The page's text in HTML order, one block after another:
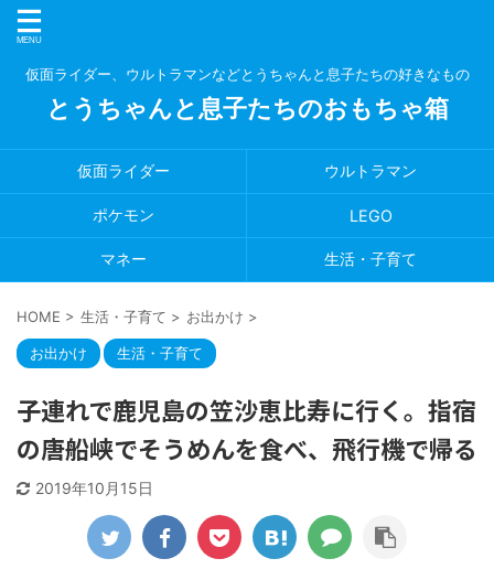
仮面ライダー、ウルトラマンなどとうちゃんと息子たちの好きなもの
とうちゃんと息子たちのおもちゃ箱
仮面ライダー ウルトラマン
ポケモン LEGO
マネー 生活・子育て
HOME > 生活・子育て > お出かけ >
お出かけ 生活・子育て
子連れで鹿児島の笠沙恵比寿に行く。指宿
の唐船峡でそうめんを食べ、飛行機で帰る
2019年10月15日